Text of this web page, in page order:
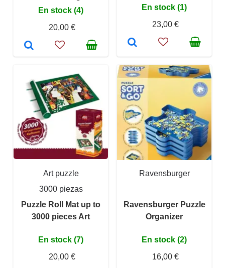
En stock (4)
20,00 €
En stock (1)
23,00 €
Art puzzle
3000 piezas
Puzzle Roll Mat up to
3000 pieces Art
En stock (7)
20,00 €
Ravensburger
Ravensburger Puzzle
Organizer
En stock (2)
16,00 €